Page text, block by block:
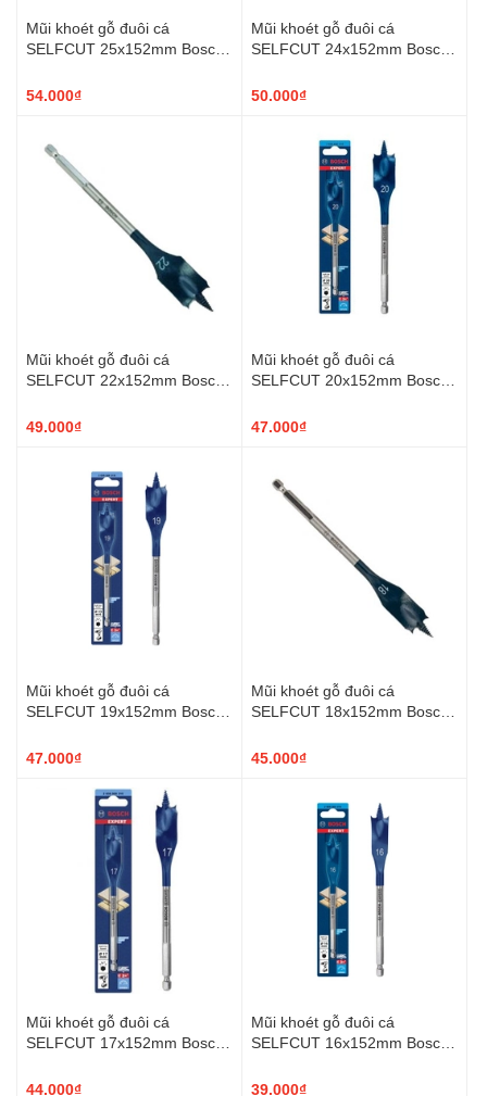
Mũi khoét gỗ đuôi cá
SELFCUT 25x152mm Bosch
54.000₫
Mũi khoét gỗ đuôi cá
SELFCUT 24x152mm Bosch
50.000₫
Mũi khoét gỗ đuôi cá
SELFCUT 22x152mm Bosch
49.000₫
Mũi khoét gỗ đuôi cá
SELFCUT 20x152mm Bosch
47.000₫
Mũi khoét gỗ đuôi cá
SELFCUT 19x152mm Bosch
47.000₫
Mũi khoét gỗ đuôi cá
SELFCUT 18x152mm Bosch
45.000₫
Mũi khoét gỗ đuôi cá
SELFCUT 17x152mm Bosch
44.000₫
Mũi khoét gỗ đuôi cá
SELFCUT 16x152mm Bosch
39.000₫